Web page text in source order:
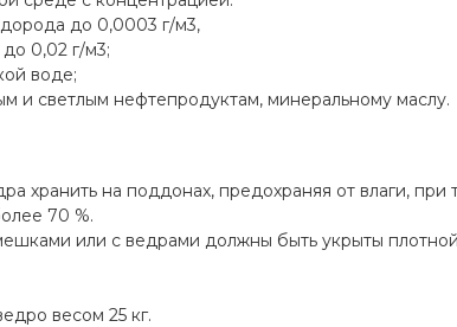
до 0,0003 г/м3,
0,02 г/м3;
воде;
и светлым нефтепродуктам, минеральному маслу.
хранить на поддонах, предохраняя от влаги,
70 %.
или с ведрами должны быть укрыты
весом 25 кг.